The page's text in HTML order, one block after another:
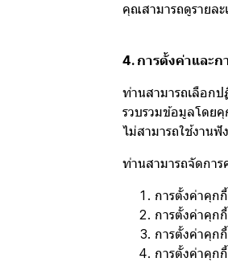
คุณสามารถดูรายล
4. การตั้งค่าและก
ท่านสามารถเลือกป
รวบรวมข้อมูลโดย
ไม่สามารถใช้งาน
ท่านสามารถจัดการ
การตั้งค่าคุก
การตั้งค่าคุก
การตั้งค่าคุก
การตั้งค่าคุก